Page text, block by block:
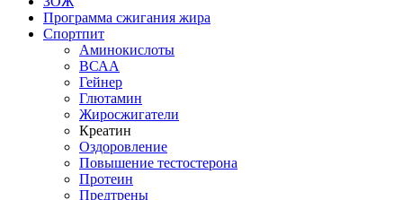
Программа сжигания жира
Спортпит
Аминокислоты
ВСАА
Гейнер
Глютамин
Жиросжигатели
Креатин
Оздоровление
Повышение тестостерона
Протеин
Предтрены